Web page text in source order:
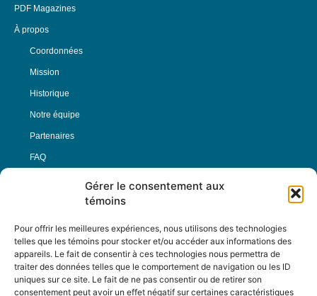
Gérer le consentement aux
témoins
Pour offrir les meilleures expériences, nous utilisons des technologies
telles que les témoins pour stocker et/ou accéder aux informations des
appareils. Le fait de consentir à ces technologies nous permettra de
traiter des données telles que le comportement de navigation ou les ID
uniques sur ce site. Le fait de ne pas consentir ou de retirer son
consentement peut avoir un effet négatif sur certaines caractéristiques
PDF Magazines
À propos
Coordonnées
Mission
Historique
Notre équipe
Partenaires
FAQ
Nous Suivre